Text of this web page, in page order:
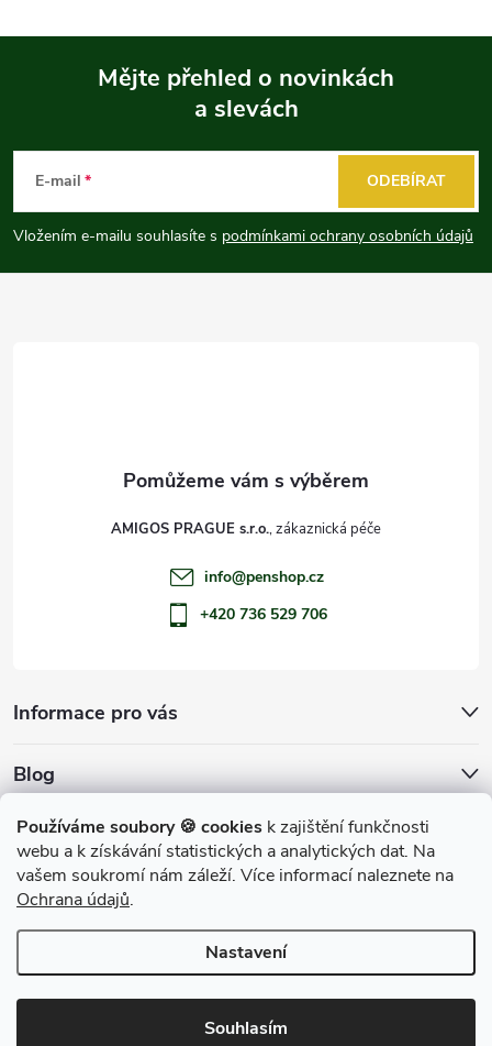
Používáme soubory 🍪 cookies k zajištění funkčnosti
webu a k získávání statistických a analytických dat. Na
vašem soukromí nám záleží. Více informací naleznete na
Ochrana údajů.
Nastavení
Souhlasím
p
a
Mějte přehled o novinkách
a slevách
E-mail
Vložením e-mailu souhlasíte s podmínkami ochrany osobních údajů
ODEBÍRAT
Informace pro vás
Blog
Archiv
Přijímáme online platby
AMIGOS PRAGUE s.r.o.
info@penshop.cz
+420 736 529 706
Copyright 2026penShop. Všechna práva vyhrazena.